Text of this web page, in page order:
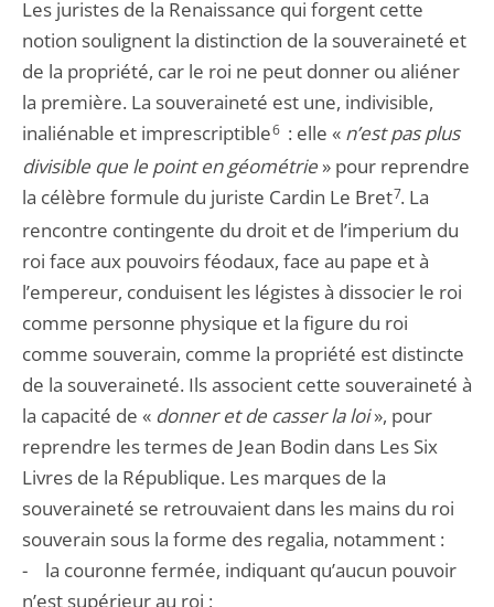
Les juristes de la Renaissance qui forgent cette
notion soulignent la distinction de la souveraineté et
de la propriété, car le roi ne peut donner ou aliéner
la première. La souveraineté est une, indivisible,
inaliénable et imprescriptible6: elle « n’est pas plus
divisible que le point en géométrie » pour reprendre
la célèbre formule du juriste Cardin Le Bret7. La
rencontre contingente du droit et de l’imperium du
roi face aux pouvoirs féodaux, face au pape et à
l’empereur, conduisent les légistes à dissocier le roi
comme personne physique et la figure du roi
comme souverain, comme la propriété est distincte
de la souveraineté. Ils associent cette souveraineté à
la capacité de « donner et de casser la loi», pour
reprendre les termes de Jean Bodin dans Les Six
Livres de la République. Les marques de la
souveraineté se retrouvaient dans les mains du roi
souverain sous la forme des regalia, notamment :
- la couronne fermée, indiquant qu’aucun pouvoir
n’est supérieur au roi ;